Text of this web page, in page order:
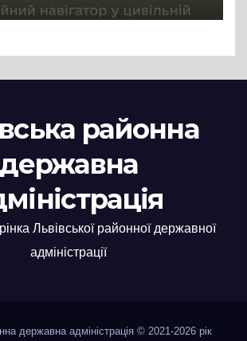
районна
державна
Львівської районної державної
адміністрації
державна адміністрація © 2021-2026 рік